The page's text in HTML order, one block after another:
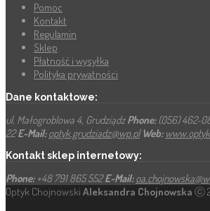
Pomoc
Kontakt
Regulamin
Sklep
Płatność i wysyłka
Polityka prywatności
Dane kontaktowe:
ul. Małogroblowa 4, Grudziądz Phone:(056) 462-
22E-Mail: optyk.grudziadz@wp.pl Web:
Kontakt sklep internetowy:
Phone:+48 791 865 552 E-Mail:
Optyk Chojnowski Aleksandra Chojnowska ⓒ